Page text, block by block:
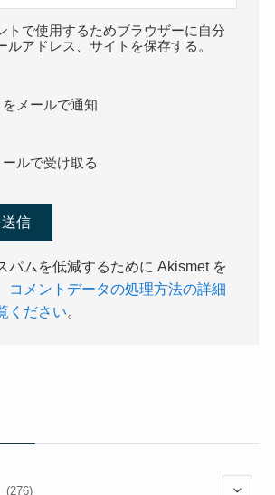
トで使用するためブラウザーに自分
ルアドレス、サイトを保存する。
メールで通知
ルで受け取る
パムを低減するために Akismet を
コメントデータの処理方法の詳細
ください。
(276)